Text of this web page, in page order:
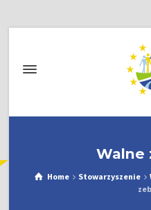
Walne
Home Stowarzyszenie